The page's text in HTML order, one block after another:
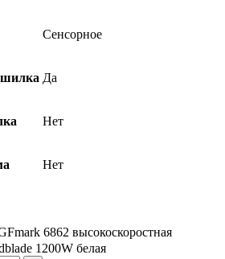
Сенсорное
Да
Нет
Нет
6862 высокоскоростная
1200W белая